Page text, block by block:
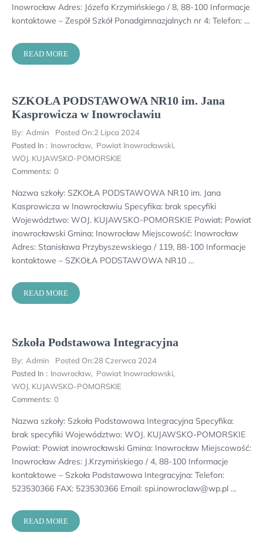
Inowrocław Adres: Józefa Krzymińskiego / 8, 88-100 Informacje
kontaktowe – Zespół Szkół Ponadgimnazjalnych nr 4: Telefon: …
READ MORE
SZKOŁA PODSTAWOWA NR10 im. Jana
Kasprowicza w Inowrocławiu
By: Admin Posted On:2 Lipca 2024
Posted In : Inowrocław, Powiat Inowrocławski,
WOJ. KUJAWSKO-POMORSKIE
Comments: 0
Nazwa szkoły: SZKOŁA PODSTAWOWA NR10 im. Jana
Kasprowicza w Inowrocławiu Specyfika: brak specyfiki
Województwo: WOJ. KUJAWSKO-POMORSKIE Powiat: Powiat
inowrocławski Gmina: Inowrocław Miejscowość: Inowrocław
Adres: Stanisława Przybyszewskiego / 119, 88-100 Informacje
kontaktowe – SZKOŁA PODSTAWOWA NR10 …
READ MORE
Szkoła Podstawowa Integracyjna
By: Admin Posted On:28 Czerwca 2024
Posted In : Inowrocław, Powiat Inowrocławski,
WOJ. KUJAWSKO-POMORSKIE
Comments: 0
Nazwa szkoły: Szkoła Podstawowa Integracyjna Specyfika:
brak specyfiki Województwo: WOJ. KUJAWSKO-POMORSKIE
Powiat: Powiat inowrocławski Gmina: Inowrocław Miejscowość:
Inowrocław Adres: J.Krzymińskiego / 4, 88-100 Informacje
kontaktowe – Szkoła Podstawowa Integracyjna: Telefon:
523530366 FAX: 523530366 Email: spi.inowroclaw@wp.pl …
READ MORE